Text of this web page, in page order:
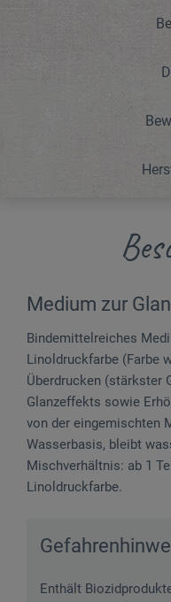
Medium zur
Bindemittelreiches
Linoldruckfarbe (Farbe
Überdrucken (stärkster
Glanzeffekts sowie
von der eingemischten
Wasserbasis, bleibt
Mischverhältnis: ab 1
Linoldruckfarbe.
Enthält